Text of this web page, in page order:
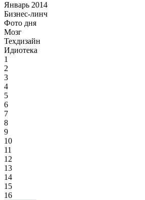
Январь 2014
Бизнес-линч
Фото дня
Мозг
Техдизайн
Идиотека
1
2
3
4
5
6
7
8
9
10
11
12
13
14
15
16